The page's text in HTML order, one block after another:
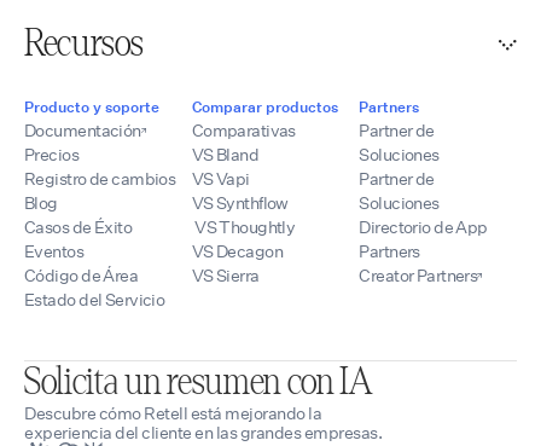
Recursos
Producto y soporte
Documentación
Precios
Registro de cambios
Blog
Casos de Éxito
Eventos
Código de Área
Estado del Servicio
Comparar productos
Comparativas
VS Bland
VS Vapi
VS Synthflow
VS Thoughtly
VS Decagon
VS Sierra
Partners
Partner de
Soluciones
Partner de
Soluciones
Directorio de App
Partners
Creator Partners
Solicita un resumen con IA
Descubre cómo Retell está mejorando la
experiencia del cliente en las grandes empresas.